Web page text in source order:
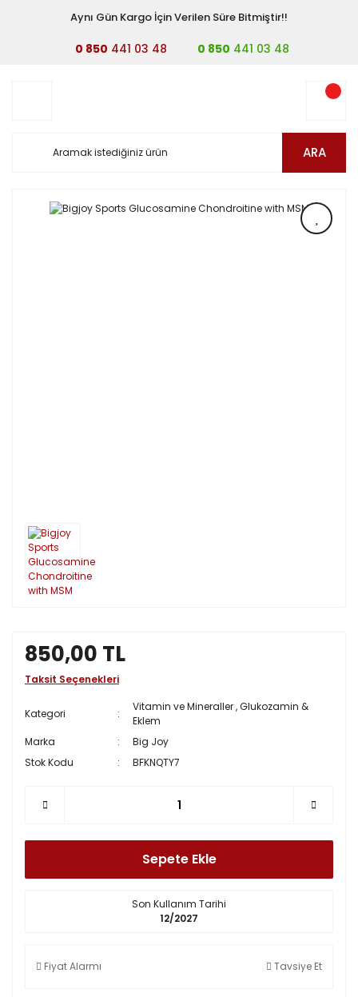
Aynı Gün Kargo İçin Verilen Süre Bitmiştir!!
0 850 441 03 48 0 850 441 03 48
ARA
850,00 TL
Taksit Seçenekleri
Kategori
Vitamin ve Mineraller,Glukozamin &
Eklem
Marka
Big Joy
Stok Kodu
BFKNQTY7
Sepete Ekle
Son Kullanım Tarihi
12/2027
Fiyat Alarmı Tavsiye Et